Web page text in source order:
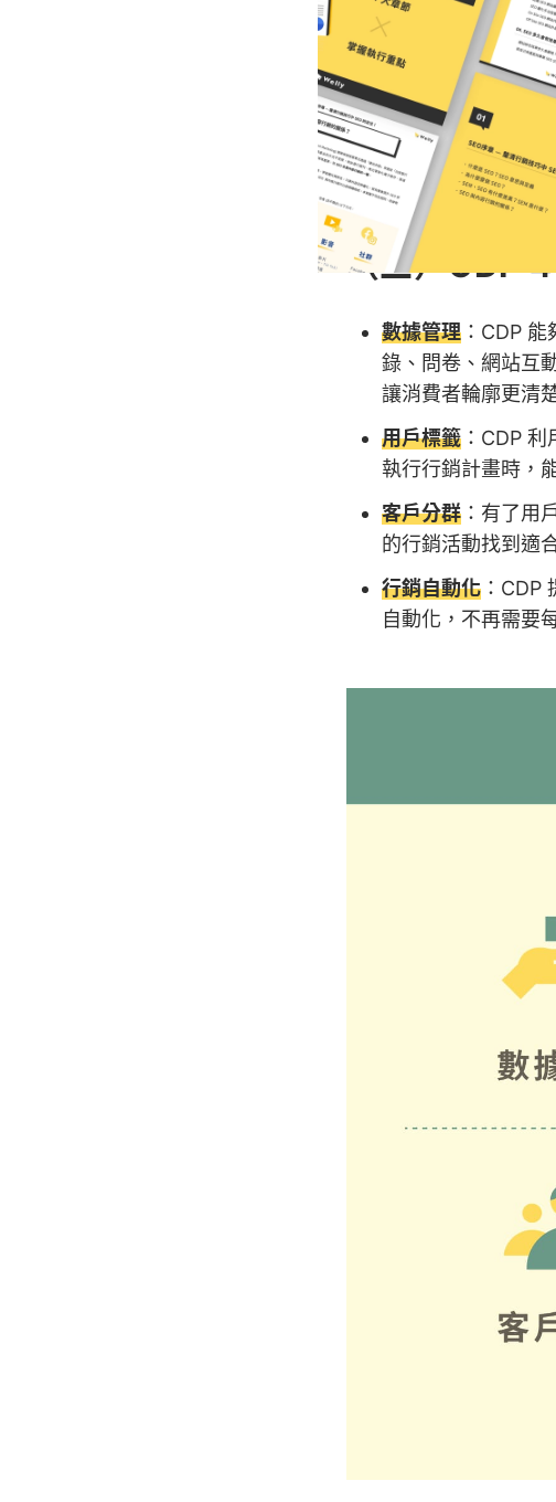
（二）CDP
數據管理：CDP 能
錄、問卷、網站互
讓消費者輪廓更清
用戶標籤：CDP 利
執行行銷計畫時，
客戶分群：有了用
的行銷活動找到適
行銷自動化：CDP
自動化，不再需要